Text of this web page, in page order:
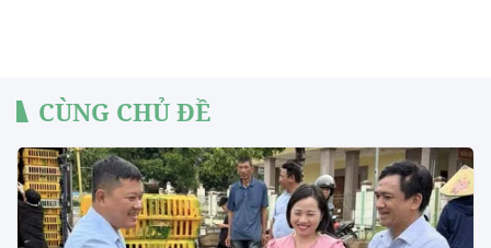
CÙNG CHỦ ĐỀ